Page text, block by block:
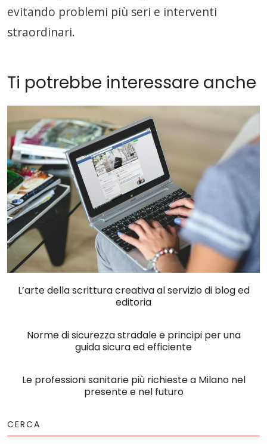
evitando problemi più seri e interventi
straordinari.
Ti potrebbe interessare anche
L’arte della scrittura creativa al servizio di blog ed
editoria
Norme di sicurezza stradale e principi per una
guida sicura ed efficiente
Le professioni sanitarie più richieste a Milano nel
presente e nel futuro
CERCA